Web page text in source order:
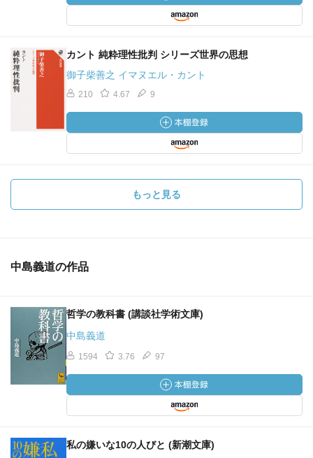
カント 純粋理性批判 シリーズ世界の思想
御子柴善之 イマヌエル・カント
210 4.67 9
もっと見る
中島義道の作品
哲学の教科書 (講談社学術文庫)
中島義道
1594 3.76 97
私の嫌いな10の人びと (新潮文庫)